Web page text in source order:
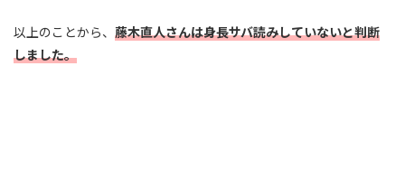
以上のことから、 藤木直人さんは身長サバ読みしていないと判断
しました。